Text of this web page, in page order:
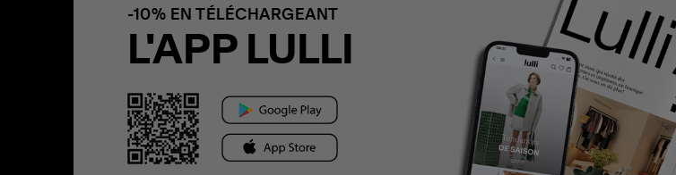
-10% EN TÉLÉCHARGEANT
L'APP LULLI